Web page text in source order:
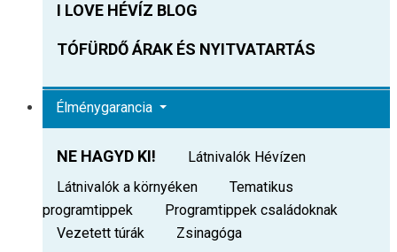
I LOVE HÉVÍZ BLOG
TÓFÜRDŐ ÁRAK ÉS NYITVATARTÁS
Élménygarancia
NE HAGYD KI!
Látnivalók Hévízen
Látnivalók a környéken
Tematikus
programtippek
Programtippek családoknak
Vezetett túrák
Zsinagóga